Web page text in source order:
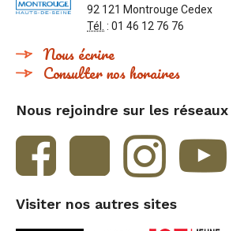
92 121 Montrouge Cedex
Tél.
: 01 46 12 76 76
Nous écrire
Consulter nos horaires
Nous rejoindre sur les réseaux
Visiter nos autres sites